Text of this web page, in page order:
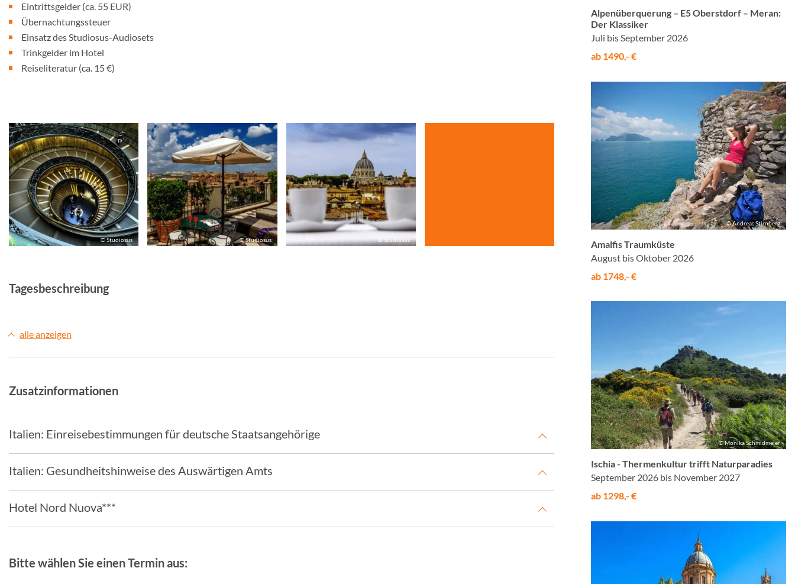
Eintrittsgelder (ca. 55 EUR)
Übernachtungssteuer
Einsatz des Studiosus-Audiosets
Trinkgelder im Hotel
Reiseliteratur (ca. 15 €)
© Studiosus © Studiosus © Studiosus
Tagesbeschreibung
alle anzeigen
Zusatzinformationen
Italien: Einreisebestimmungen für deutsche Staatsangehörige
Italien: Gesundheitshinweise des Auswärtigen Amts
Hotel Nord Nuova***
Bitte wählen Sie einen Termin aus:
Alpenüberquerung – E5 Oberstdorf – Meran:
Der Klassiker
Juli bis September 2026
ab 1490,- €
© Andreas Stirnberg
Amalfis Traumküste
August bis Oktober 2026
ab 1748,- €
© Monika Schmidmeier
Ischia - Thermenkultur trifft Naturparadies
September 2026 bis November 2027
ab 1298,- €